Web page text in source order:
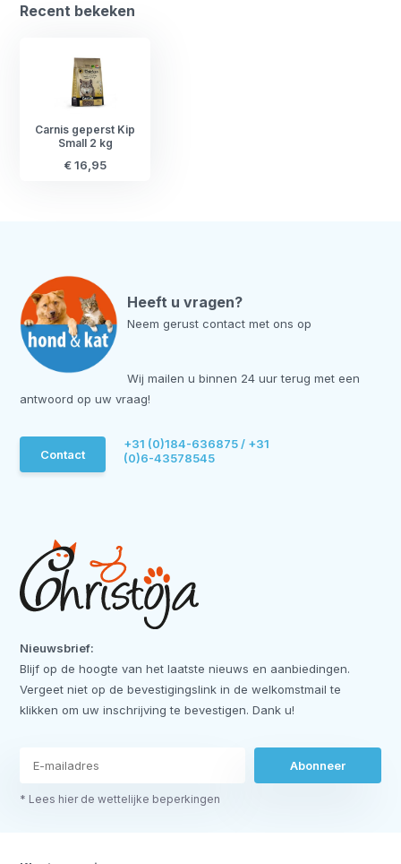
Recent bekeken
Carnis geperst Kip
Small 2 kg
€ 16,95
Heeft u vragen?
Neem gerust contact met ons op
Wij mailen u binnen 24 uur terug met een
antwoord op uw vraag!
Contact
+31 (0)184-636875 / +31
(0)6-43578545
Nieuwsbrief:
Blijf op de hoogte van het laatste nieuws en aanbiedingen.
Vergeet niet op de bevestigingslink in de welkomstmail te
klikken om uw inschrijving te bevestigen. Dank u!
Abonneer
* Lees hier de wettelijke beperkingen